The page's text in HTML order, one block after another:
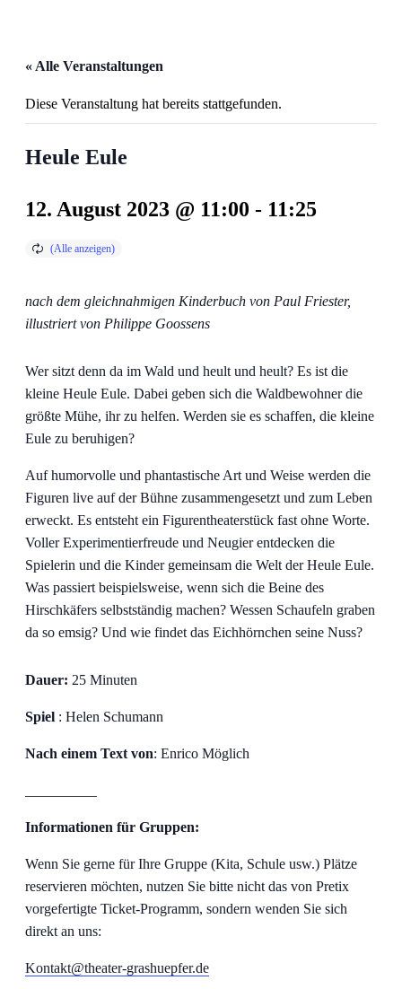
« Alle Veranstaltungen
Diese Veranstaltung hat bereits stattgefunden.
Heule Eule
12. August 2023 @ 11:00 - 11:25
nach dem gleichnahmigen Kinderbuch von Paul Friester,
illustriert von Philippe Goossens
Wer sitzt denn da im Wald und heult und heult? Es ist die
kleine Heule Eule. Dabei geben sich die Waldbewohner die
größte Mühe, ihr zu helfen. Werden sie es schaffen, die kleine
Eule zu beruhigen?
Auf humorvolle und phantastische Art und Weise werden die
Figuren live auf der Bühne zusammengesetzt und zum Leben
erweckt. Es entsteht ein Figurentheaterstück fast ohne Worte.
Voller Experimentierfreude und Neugier entdecken die
Spielerin und die Kinder gemeinsam die Welt der Heule Eule.
Was passiert beispielsweise, wenn sich die Beine des
Hirschkäfers selbstständig machen? Wessen Schaufeln graben
da so emsig? Und wie findet das Eichhörnchen seine Nuss?
Dauer: 25 Minuten
Spiel : Helen Schumann
Nach einem Text von: Enrico Möglich
Informationen für Gruppen:
Wenn Sie gerne für Ihre Gruppe (Kita, Schule usw.) Plätze
reservieren möchten, nutzen Sie bitte nicht das von Pretix
vorgefertigte Ticket-Programm, sondern wenden Sie sich
direkt an uns:
Kontakt@theater-grashuepfer.de